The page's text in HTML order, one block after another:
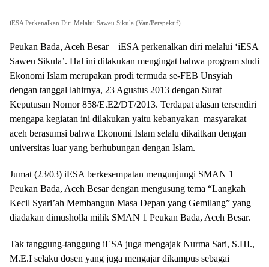
iESA Perkenalkan Diri Melalui Saweu Sikula (Van/Perspektif)
Peukan Bada, Aceh Besar – iESA perkenalkan diri melalui ‘iESA
Saweu Sikula’. Hal ini dilakukan mengingat bahwa program studi
Ekonomi Islam merupakan prodi termuda se-FEB Unsyiah
dengan tanggal lahirnya, 23 Agustus 2013 dengan Surat
Keputusan Nomor 858/E.E2/DT/2013. Terdapat alasan tersendiri
mengapa kegiatan ini dilakukan yaitu kebanyakan masyarakat
aceh berasumsi bahwa Ekonomi Islam selalu dikaitkan dengan
universitas luar yang berhubungan dengan Islam.
Jumat (23/03) iESA berkesempatan mengunjungi SMAN 1
Peukan Bada, Aceh Besar dengan mengusung tema “Langkah
Kecil Syari’ah Membangun Masa Depan yang Gemilang” yang
diadakan dimusholla milik SMAN 1 Peukan Bada, Aceh Besar.
Tak tanggung-tanggung iESA juga mengajak Nurma Sari, S.HI.,
M.E.I selaku dosen yang juga mengajar dikampus sebagai